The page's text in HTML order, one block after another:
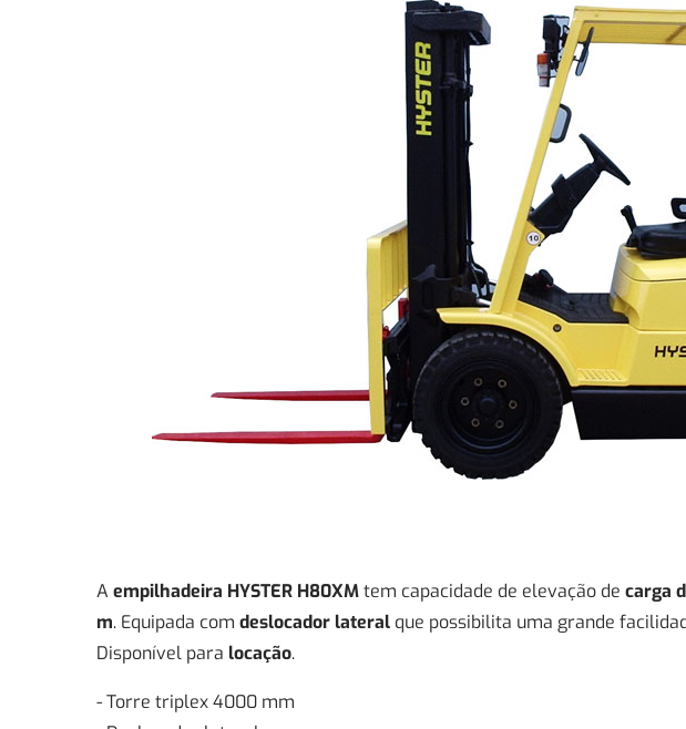
A empilhadeira HYSTER H80XMtem capacidade de elevação de carga
m. Equipada com deslocador lateral que possibilita uma grande
Disponível para locação.
- Torre triplex 4000 mm